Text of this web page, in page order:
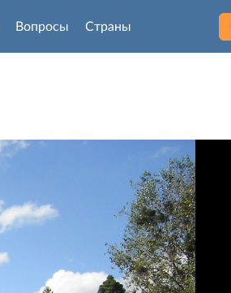
Вопросы Страны